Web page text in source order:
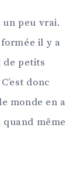
un peu vrai.
il y a
de petits
donc
monde en a
même